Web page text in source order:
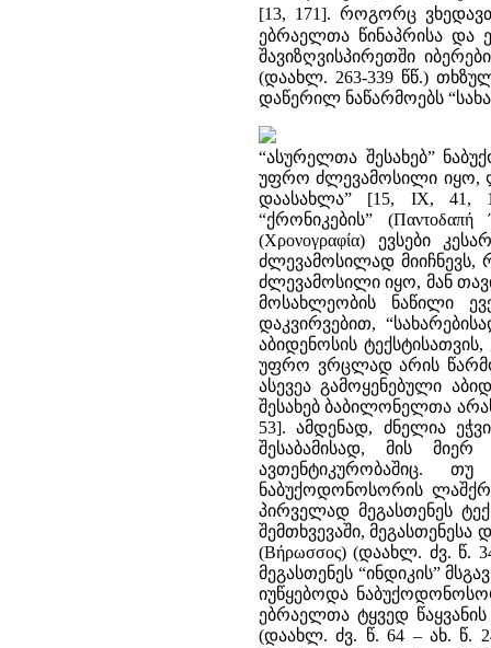
[13, 171]. როგორც
ებრაელთა წინაპრისა და
შავიზღვისპირეთში
(დაახლ. 263-339 წწ.)
დაწერილ ნაწარმოებს
“ასურელთა შესახებ”
უფრო ძლევამოსილი იყო,
დაასახლა” [15, IX, 41,
“ქრონიკების”
(Χρονογραφία) ევსები
ძლევამოსილად მიიჩნევს,
ძლევამოსილი იყო, მან
მოსახლეობის ნაწილი
დაკვირვებით,
აბიდენოსის
უფრო ვრცლად არის
ასევეა გამოყენებული
შესახებ ბაბილონელთა
53]. ამდენად, ძნელია
შესაბამისად, მის მიერ
ავთენტიკურობაშიც.
ნაბუქოდონოსორის
პირველად მეგასთენეს
შემთხვევაში,
(Βήρωσσος) (დაახლ. ძვ. წ.
მეგასთენეს “ინდიკის”
იუწყებოდა
ებრაელთა ტყვედ
(დაახლ. ძვ. წ. 64 – ახ. წ.